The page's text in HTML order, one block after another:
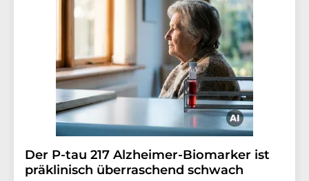
Der P-tau 217 Alzheimer-Biomarker ist
präklinisch überraschend schwach